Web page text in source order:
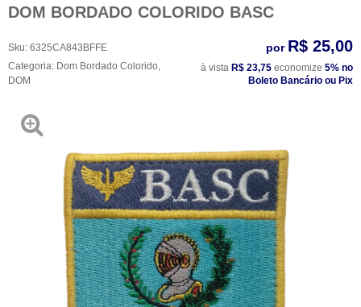
DOM BORDADO COLORIDO BASC
Sku: 6325CA843BFFE
Categoria: Dom Bordado Colorido
DOM
por R$ 25,00
à vista R$ 23,75 economize 5% no
Boleto Bancário ou Pix